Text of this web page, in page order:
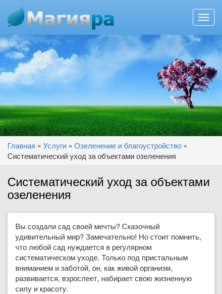
Перейти к основному содержанию
Вы здесь
Главная » Услуги » Озеленение и благоустройство »
Систематический уход за объектами озеленения
Систематический уход за объектами
озеленения
Вы создали сад своей мечты? Сказочный
удивительный мир? Замечательно! Но стоит помнить,
что любой сад нуждается в регулярном
систематическом уходе. Только под пристальным
вниманием и заботой, он, как живой организм,
развивается, взрослеет, набирает свою жизненную
силу и красоту.